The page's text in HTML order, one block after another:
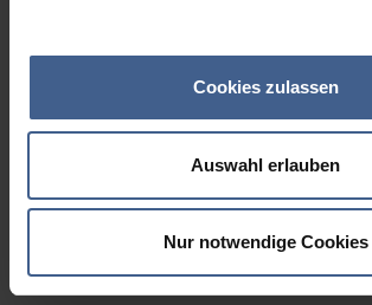
Cookies zulassen
Auswahl erlauben
Nur notwendige Cookies